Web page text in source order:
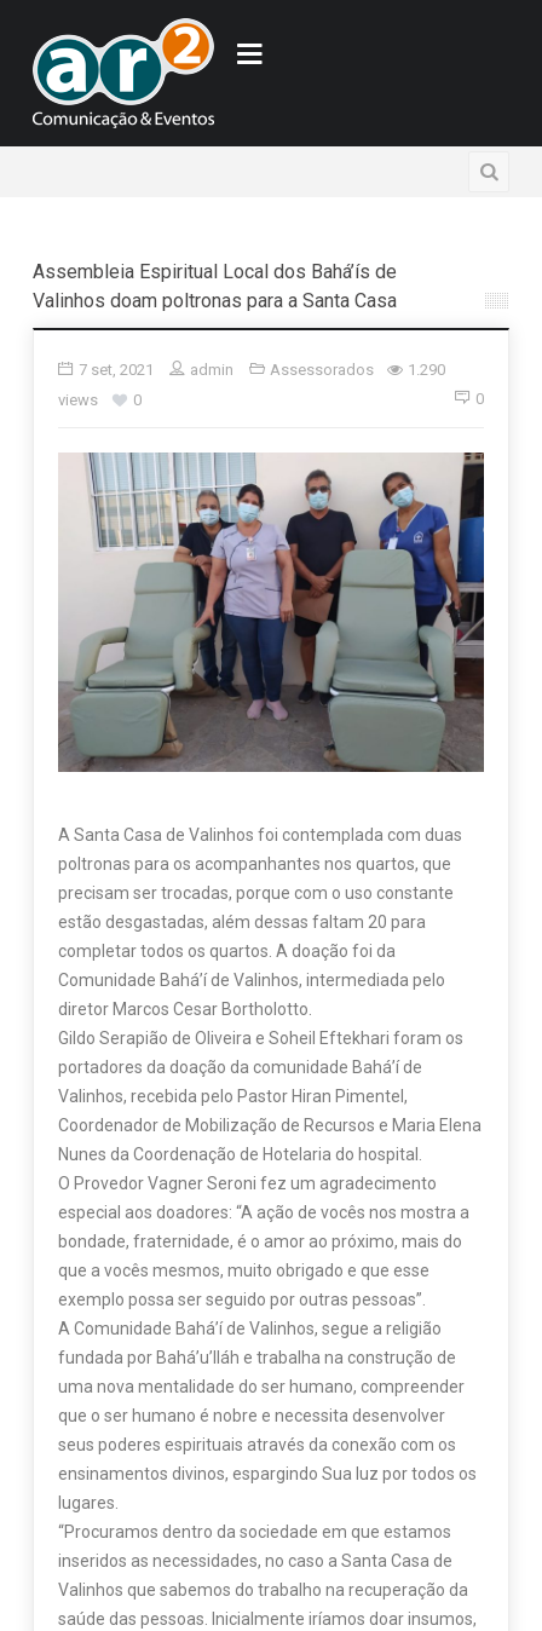
Assembleia Espiritual Local dos Bahá’ís de
Valinhos doam poltronas para a Santa Casa
7 set, 2021 admin Assessorados
1.290
views
0 0
A Santa Casa de Valinhos foi contemplada com duas
poltronas para os acompanhantes nos quartos, que
precisam ser trocadas, porque com o uso constante
estão desgastadas, além dessas faltam 20 para
completar todos os quartos. A doação foi da
Comunidade Bahá’í de Valinhos, intermediada pelo
diretor Marcos Cesar Bortholotto.
Gildo Serapião de Oliveira e Soheil Eftekhari foram os
portadores da doação da comunidade Bahá’í de
Valinhos, recebida pelo Pastor Hiran Pimentel,
Coordenador de Mobilização de Recursos e Maria Elena
Nunes da Coordenação de Hotelaria do hospital.
O Provedor Vagner Seroni fez um agradecimento
especial aos doadores: “A ação de vocês nos mostra a
bondade, fraternidade, é o amor ao próximo, mais do
que a vocês mesmos, muito obrigado e que esse
exemplo possa ser seguido por outras pessoas”.
A Comunidade Bahá’í de Valinhos, segue a religião
fundada por Bahá’u’lláh e trabalha na construção de
uma nova mentalidade do ser humano, compreender
que o ser humano é nobre e necessita desenvolver
seus poderes espirituais através da conexão com os
ensinamentos divinos, espargindo Sua luz por todos os
lugares.
“Procuramos dentro da sociedade em que estamos
inseridos as necessidades, no caso a Santa Casa de
Valinhos que sabemos do trabalho na recuperação da
saúde das pessoas. Inicialmente iríamos doar insumos,